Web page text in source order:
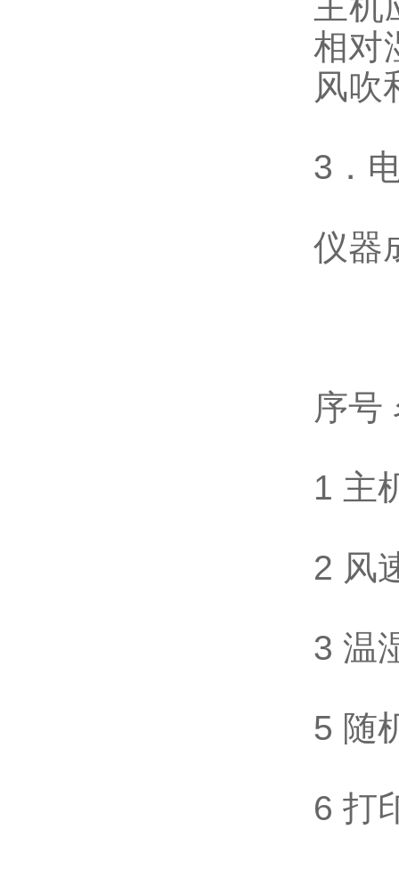
相对
风吹
3．
仪器
序号
1 主
2 风
3 温
5 随
6 打